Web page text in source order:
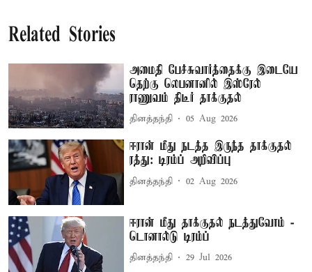
Related Stories
அமைதி பேச்சுவார்த்தைக்கு இடையே
தெற்கு லெபனானில் இஸ்ரேல்
ராணுவம் திடீர் தாக்குதல்
தினத்தந்தி 05 Aug 2026
ஈரான் மீது நடத்த இருந்த தாக்குதல்
ரத்து: டிரம்ப் அறிவிப்பு
தினத்தந்தி 02 Aug 2026
ஈரான் மீது தாக்குதல் நடத்துவோம் -
டொனால்டு டிரம்ப்
தினத்தந்தி 29 Jul 2026